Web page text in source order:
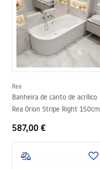
Rea
Banheira de canto de acrílico
Rea Orion Stripe Right 150cm
587,00 €